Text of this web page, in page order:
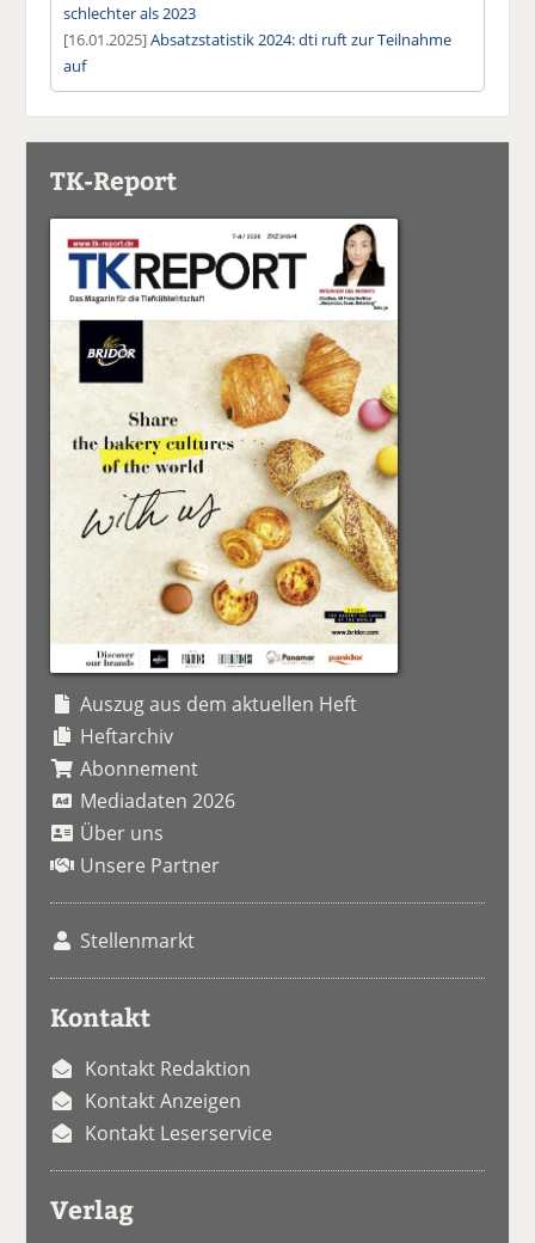
schlechter als 2023
[16.01.2025]Absatzstatistik 2024: dti ruft zur Teilnahme
auf
TK-Report
Auszug aus dem aktuellen Heft
Heftarchiv
Abonnement
Mediadaten 2026
Über uns
Unsere Partner
Stellenmarkt
Kontakt
Kontakt Redaktion
Kontakt Anzeigen
Kontakt Leserservice
Verlag